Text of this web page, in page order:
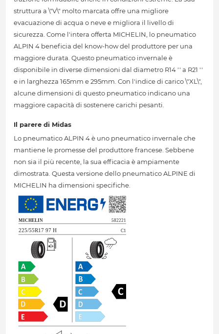
struttura a \"V\" molto marcata offre una migliore
evacuazione di acqua o neve e migliora il livello di
sicurezza. Come l'intera offerta MICHELIN, lo pneumatico
ALPIN 4 beneficia del know-how del produttore per una
maggiore durata. Questo pneumatico invernale è
disponibile in diverse dimensioni dal diametro R14 '' a R21 ''
e in larghezza 165mm e 295mm. Con l'indice di carico \"XL\",
alcune dimensioni di questo pneumatico indicano una
maggiore capacità di sostenere carichi pesanti.
Il parere di Midas
Lo pneumatico ALPIN 4 è uno pneumatico invernale che
mantiene le promesse del produttore francese. Sebbene
non sia il più recente, la sua efficacia è ampiamente
dimostrata. Questa versione dello pneumatico ALPINE di
MICHELIN ha dimensioni specifiche.